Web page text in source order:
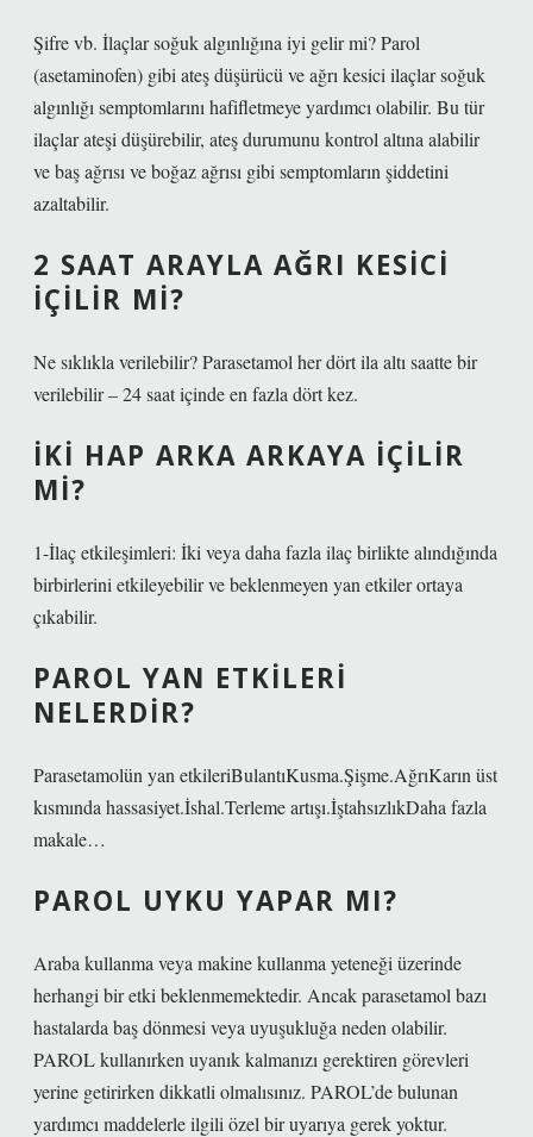
Şifre vb. İlaçlar soğuk algınlığına iyi gelir mi? Parol
(asetaminofen) gibi ateş düşürücü ve ağrı kesici ilaçlar soğuk
algınlığı semptomlarını hafifletmeye yardımcı olabilir. Bu tür
ilaçlar ateşi düşürebilir, ateş durumunu kontrol altına alabilir
ve baş ağrısı ve boğaz ağrısı gibi semptomların şiddetini
azaltabilir.
2 SAAT ARAYLA AĞRI KESICI
IÇILIR MI?
Ne sıklıkla verilebilir? Parasetamol her dört ila altı saatte bir
verilebilir – 24 saat içinde en fazla dört kez.
İKI HAP ARKA ARKAYA IÇILIR
MI?
1-İlaç etkileşimleri: İki veya daha fazla ilaç birlikte alındığında
birbirlerini etkileyebilir ve beklenmeyen yan etkiler ortaya
çıkabilir.
PAROL YAN ETKILERI
NELERDIR?
Parasetamolün yan etkileriBulantıKusma.Şişme.AğrıKarın üst
kısmında hassasiyet.İshal.Terleme artışı.İştahsızlıkDaha fazla
makale…
PAROL UYKU YAPAR MI?
Araba kullanma veya makine kullanma yeteneği üzerinde
herhangi bir etki beklenmemektedir. Ancak parasetamol bazı
hastalarda baş dönmesi veya uyuşukluğa neden olabilir.
PAROL kullanırken uyanık kalmanızı gerektiren görevleri
yerine getirirken dikkatli olmalısınız. PAROL’de bulunan
yardımcı maddelerle ilgili özel bir uyarıya gerek yoktur.